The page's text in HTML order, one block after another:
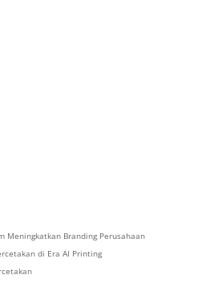
Meningkatkan Branding Perusahaan
di Era AI Printing